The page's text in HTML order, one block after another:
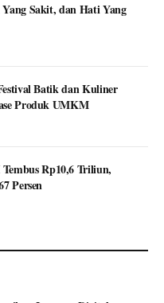
Sakit, dan Hati Yang
Batik dan Kuliner
Produk UMKM
Rp10,6 Triliun,
Persen